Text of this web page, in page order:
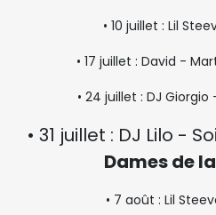
• 10 juillet : Lil
• 17 juillet : David -
• 24 juillet : DJ Giorgio
• 31 juillet : DJ Lilo -
Dames de
• 7 août : Lil